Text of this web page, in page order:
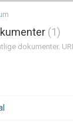
1
dokumenter.